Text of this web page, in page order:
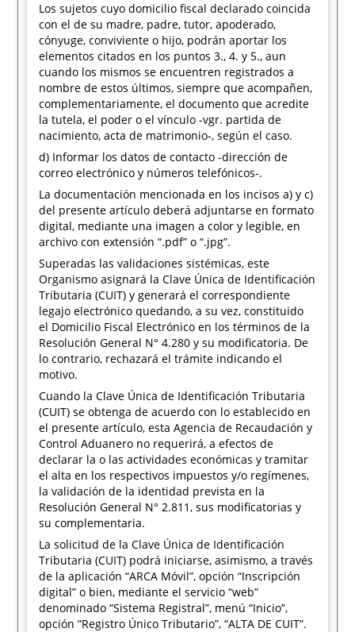
Los sujetos cuyo domicilio fiscal declarado coincida
con el de su madre, padre, tutor, apoderado,
cónyuge, conviviente o hijo, podrán aportar los
elementos citados en los puntos 3., 4. y 5., aun
cuando los mismos se encuentren registrados a
nombre de estos últimos, siempre que acompañen,
complementariamente, el documento que acredite
la tutela, el poder o el vínculo -vgr. partida de
nacimiento, acta de matrimonio-, según el caso.
d) Informar los datos de contacto -dirección de
correo electrónico y números telefónicos-.
La documentación mencionada en los incisos a) y c)
del presente artículo deberá adjuntarse en formato
digital, mediante una imagen a color y legible, en
archivo con extensión “.pdf” o “.jpg”.
Superadas las validaciones sistémicas, este
Organismo asignará la Clave Única de Identificación
Tributaria (CUIT) y generará el correspondiente
legajo electrónico quedando, a su vez, constituido
el Domicilio Fiscal Electrónico en los términos de la
Resolución General N° 4.280 y su modificatoria. De
lo contrario, rechazará el trámite indicando el
motivo.
Cuando la Clave Única de Identificación Tributaria
(CUIT) se obtenga de acuerdo con lo establecido en
el presente artículo, esta Agencia de Recaudación y
Control Aduanero no requerirá, a efectos de
declarar la o las actividades económicas y tramitar
el alta en los respectivos impuestos y/o regímenes,
la validación de la identidad prevista en la
Resolución General N° 2.811, sus modificatorias y
su complementaria.
La solicitud de la Clave Única de Identificación
Tributaria (CUIT) podrá iniciarse, asimismo, a través
de la aplicación “ARCA Móvil”, opción “Inscripción
digital” o bien, mediante el servicio “web”
denominado “Sistema Registral”, menú “Inicio”,
opción “Registro Único Tributario”, “ALTA DE CUIT”.